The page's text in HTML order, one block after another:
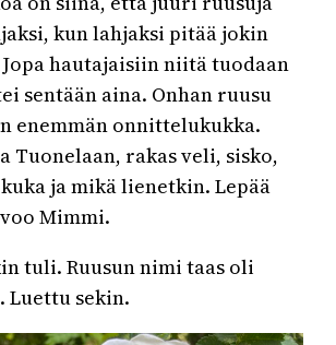
kun lahjaksi pitää jokin
hautajaisiin niitä tuodaan
sentään aina. Onhan ruusu
enemmän onnittelukukka.
Tuonelaan, rakas veli, sisko,
ja mikä lienetkin. Lepää
Mimmi.
tuli. Ruusun nimi taas oli
Luettu sekin.